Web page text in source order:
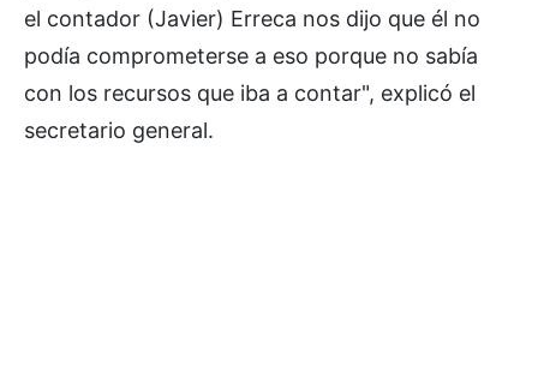
el contador (Javier) Erreca nos dijo que él no
podía comprometerse a eso porque no sabía
con los recursos que iba a contar", explicó el
secretario general.